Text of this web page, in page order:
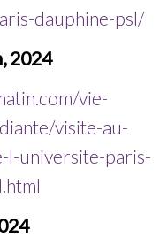
dauphine-psl/
2024
vie-
visite-au-
l-universite-paris-